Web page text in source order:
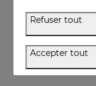
Refuser tout
Accepter tout